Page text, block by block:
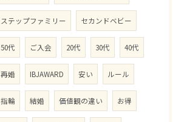
ステップファミリー セカンドベビー
50代 ご入会 20代 30代 40代
再婚 IBJAWARD 安い ルール
指輪 結婚 価値観の違い お得